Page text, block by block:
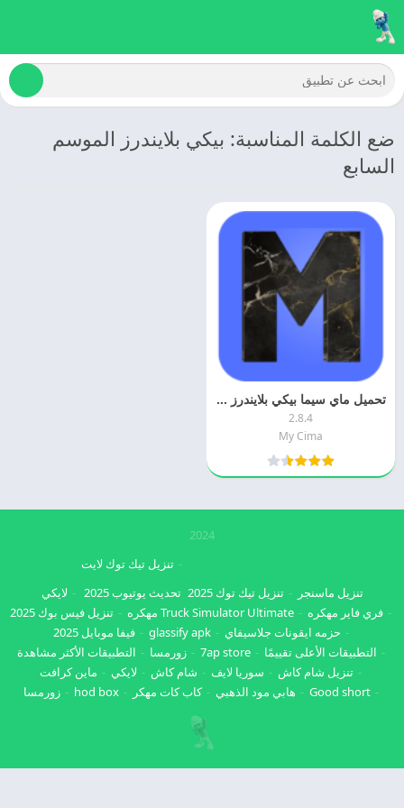
ضع الكلمة المناسبة: بيكي بلايندرز الموسم
السابع
تحميل ماي سيما بيكي بلايندرز 2025 My Cima Peaky Blinders مجانا
2.8.4
My Cima
2024
تنزيل ماسنجر تنزيل تيك توك 2025
تنزيل تيك توك لايت
تحديث يوتيوب 2025
لايكي
فري فاير مهكره
Truck Simulator Ultimate مهكره
تنزيل فيس بوك 2025
حزمه ايقونات جلاسيفاي
glassify apk
فيفا موبايل 2025
التطبيقات الأعلى تقييمًا
7ap store زورمسا
التطبيقات الأكثر مشاهدة
تنزيل شام كاش
سوريا لايف شام كاش لايكي
ماين كرافت
Good short
هابي مود الذهبي كاب كات مهكر hod box زورمسا